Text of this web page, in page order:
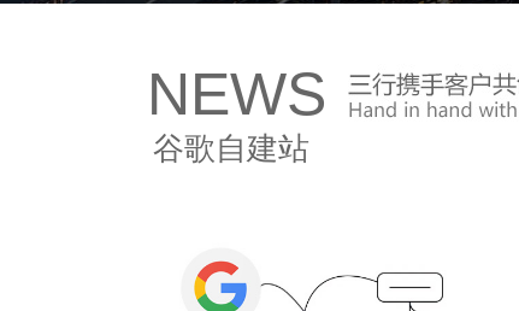
NEWS
谷歌自建站